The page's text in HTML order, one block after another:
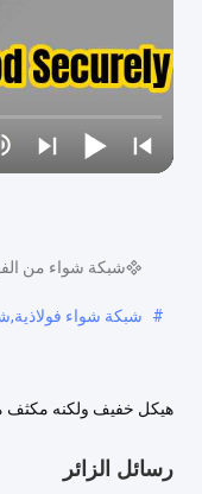
شبكة شواء من
# شبكة شواء
هيكل خفيف ولكنه مكثف
رسائل الزائر